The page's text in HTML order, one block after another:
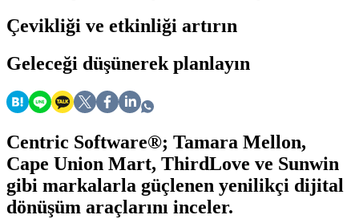
Çevikliği ve etkinliği artırın
Geleceği düşünerekplanlayın
Centric Software®; Tamara Mellon,
Cape Union Mart, ThirdLove ve Sunwin
gibi markalarla güçlenen yenilikçi dijital
dönüşüm araçlarını inceler.